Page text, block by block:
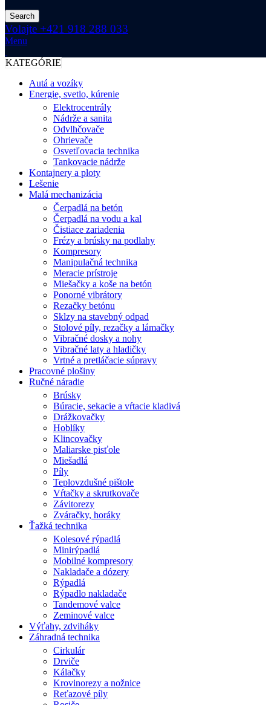
Search
Volajte +421 918 288 033
Menu
KATEGÓRIE
Autá a vozíky
Energie, svetlo, kúrenie
Elektrocentrály
Nádrže a sanita
Odvlhčovače
Ohrievače
Osvetľovacia technika
Tankovacie nádrže
Kontajnery a ploty
Lešenie
Malá mechanizácia
Čerpadlá na betón
Čerpadlá na vodu a kal
Čistiace zariadenia
Frézy a brúsky na podlahy
Kompresory
Manipulačná technika
Meracie prístroje
Miešačky a koše na betón
Ponorné vibrátory
Rezačky betónu
Sklzy na stavebný odpad
Stolové píly, rezačky a lámačky
Vibračné dosky a nohy
Vibračné laty a hladičky
Vrtné a pretláčacie súpravy
Pracovné plošiny
Ručné náradie
Brúsky
Búracie, sekacie a vŕtacie kladivá
Drážkovačky
Hoblíky
Klincovačky
Maliarske pisťole
Miešadlá
Píly
Teplovzdušné pištole
Vŕtačky a skrutkovače
Závitorezy
Zváračky, horáky
Ťažká technika
Kolesové rýpadlá
Minirýpadlá
Mobilné kompresory
Nakladače a dózery
Rýpadlá
Rýpadlo nakladače
Tandemové valce
Zeminové valce
Výťahy, zdviháky
Záhradná technika
Cirkulár
Drviče
Kálačky
Krovinorezy a nožnice
Reťazové píly